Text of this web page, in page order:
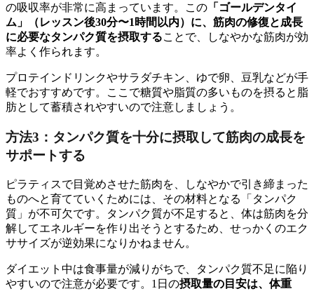
の吸収率が非常に高まっています。この 「ゴールデンタイ
ム」（レッスン後30分〜1時間以内）に、筋肉の修復と成長
に必要なタンパク質を摂取することで、しなやかな筋肉が効
率よく作られます。
プロテインドリンクやサラダチキン、ゆで卵、豆乳などが手
軽でおすすめです。ここで糖質や脂質の多いものを摂ると脂
肪として蓄積されやすいので注意しましょう。
方法3：タンパク質を十分に摂取して筋肉の成長を
サポートする
ピラティスで目覚めさせた筋肉を、しなやかで引き締まった
ものへと育てていくためには、その材料となる「タンパク
質」が不可欠です。タンパク質が不足すると、体は筋肉を分
解してエネルギーを作り出そうとするため、せっかくのエク
ササイズが逆効果になりかねません。
ダイエット中は食事量が減りがちで、タンパク質不足に陥り
やすいので注意が必要です。1日の摂取量の目安は、体重